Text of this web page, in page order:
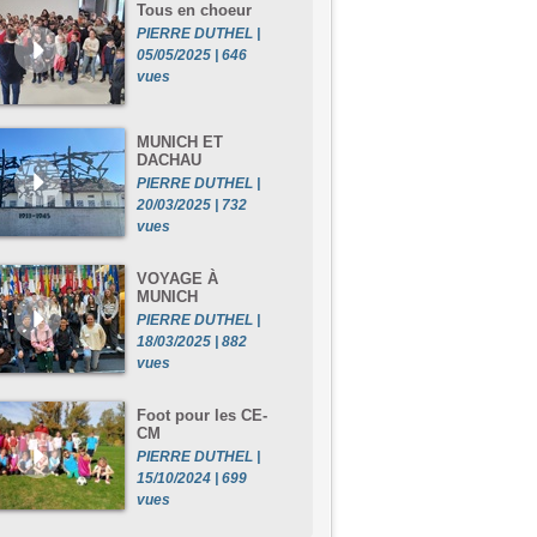
Tous en choeur
PIERRE DUTHEL |
05/05/2025 | 646
vues
MUNICH ET
DACHAU
PIERRE DUTHEL |
20/03/2025 | 732
vues
VOYAGE À
MUNICH
PIERRE DUTHEL |
18/03/2025 | 882
vues
Foot pour les CE-
CM
PIERRE DUTHEL |
15/10/2024 | 699
vues